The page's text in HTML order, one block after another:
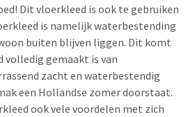
Dit vloerkleed is ook te gebruiken
is namelijk waterbestending
buiten blijven liggen. Dit komt
gemaakt is van
zacht en waterbestendig
een Hollandse zomer doorstaat.
ook vele voordelen met zich